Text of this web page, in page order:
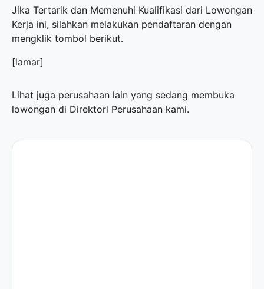
Jika Tertarik dan Memenuhi Kualifikasi dari Lowongan
Kerja ini, silahkan melakukan pendaftaran dengan
mengklik tombol berikut.
[lamar]
Lihat juga perusahaan lain yang sedang membuka
lowongan di Direktori Perusahaan kami.